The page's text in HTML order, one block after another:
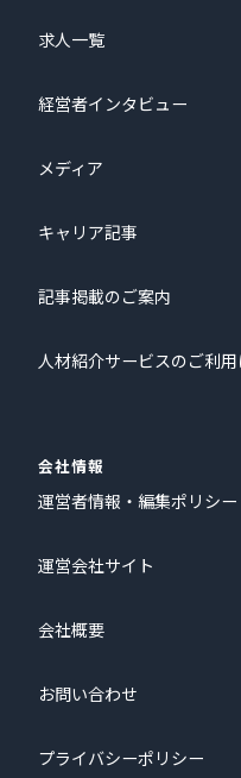
求人一覧
経営者インタビュー
メディア
キャリア記事
記事掲載のご案内
人材紹介サービスのご利用
会社情報
運営者情報・編集ポリシー
運営会社サイト
会社概要
お問い合わせ
プライバシーポリシー